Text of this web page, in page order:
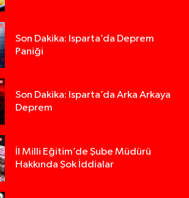
Son Dakika: Isparta’da Deprem
Paniği
Son Dakika: Isparta’da Arka Arkaya
Deprem
İl Milli Eğitim’de Şube Müdürü
Hakkında Şok İddialar